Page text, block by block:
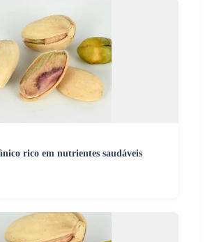
rico em nutrientes saudáveis